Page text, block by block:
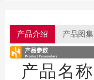
产品介绍 产品图集
产品名称